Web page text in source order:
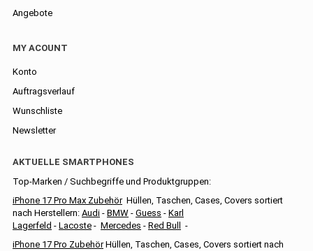
Angebote
MY ACOUNT
Konto
Auftragsverlauf
Wunschliste
Newsletter
AKTUELLE SMARTPHONES
Top-Marken / Suchbegriffe und Produktgruppen:
iPhone 17 Pro Max ZubehörHüllen, Taschen, Cases, Covers sortiert
nach Herstellern: Audi - BMW - Guess - Karl
Lagerfeld - Lacoste - Mercedes - Red Bull
-
iPhone 17 Pro ZubehörHüllen, Taschen, Cases, Covers sortiert nach